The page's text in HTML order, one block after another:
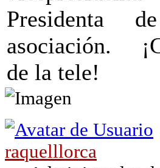
Presidenta
asociación.
de la tele!
raquelllorca